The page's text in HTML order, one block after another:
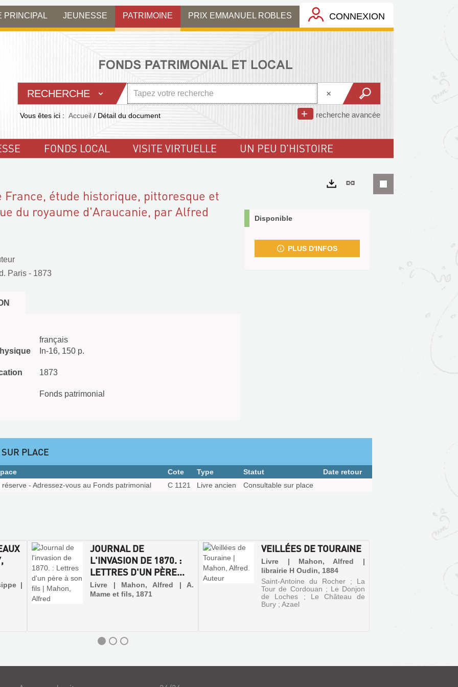
PRINCIPAL JEUNESSE PATRIMOINE PRIX EMMANUEL ROBLES CONNEXION
RECHERCHE
recherche avancée
Vous êtes ici : Accueil / Détail du document
FONDS LOCAL VISITE VIRTUELLE UN PEU D'HISTOIRE
France, étude historique, pittoresque et
du royaume d'Araucanie, par Alfred
Paris - 1873
français
In-16, 150 p.
1873
Fonds patrimonial
Lien
Disponible
PLUS D'INFOS
PLACE
Cote Type Statut
Date retour
réserve - Adressez-vous au Fonds patrimonial C 1121 Livre ancien Consultable sur place
JOURNAL DE
L'INVASION DE 1870. :
LETTRES D'UN PÈRE...
Livre | Mahon, Alfred | A.
Mame et fils, 1871
VEILLÉES DE TOURAINE
Livre | Mahon, Alfred |
librairie H Oudin, 1884
Saint-Antoine du Rocher ; La
Tour de Cordouan ; Le Donjon
de Loches ; Le Château de
Bury ; Azael
|